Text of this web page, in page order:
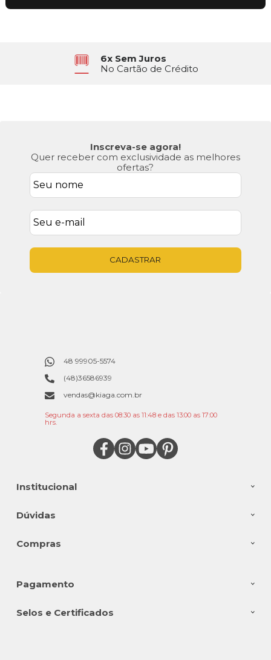
Atendimento
Segunda à Sexta das 8h30 às 17h
Inscreva-se agora!
Quer receber com exclusividade as melhores
ofertas?
CADASTRAR
Institucional
Dúvidas
Compras
48 99905-5574
(48)36586939
vendas@kiaga.com.br
Segunda a sexta das 08:30 as 11:48 e das 13:00 as 17:00
hrs.
Pagamento
Selos e Certificados